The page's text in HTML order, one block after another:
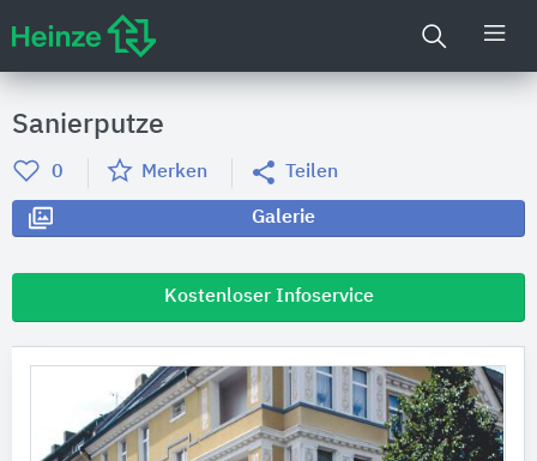
Sanierputze
0 Merken Teilen
Galerie
Kostenloser Infoservice